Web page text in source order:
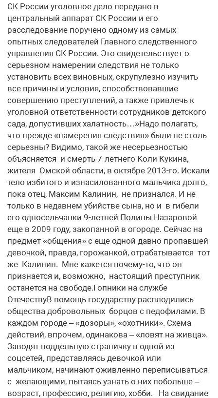
СК России уголовное дело передано в
центральный аппарат СК России и его
расследование поручено одному из самых
опытных следователей Главного следственного
управления СК России. Это свидетельствует о
серьезном намерении следствия не только
установить всех виновных, скрупулезно изучить
все причины и условия, способствовавшие
совершению преступлений, а также привлечь к
уголовной ответственности сотрудников детского
сада, допустивших халатность…»Надо полагать,
что прежде «намерения следствия» были не столь
серьезны? Видимо, такой же несерьезностью
объясняется и смерть 7-летнего Коли Кукина,
жителя Омской области, в октябре 2013-го. Искали
тело избитого и изнасилованного мальчика долго,
пока отец, Максим Калинин, не признался. И не
только в недавнем убийстве сына, но и в гибели
его односельчанки 9-летней Полины Назаровой
еще в 2009 году, закопанной в огороде. Сейчас на
предмет «общения» с еще одной давно пропавшей
девочкой, правда, горожанкой, отрабатывается тот
же Калинин. Мне кажется почему-то, что он
признается и, возможно, настоящий преступник
останется на свободе.Гопники на службе
ОтечествуВ помощь государству расплодились
общества добровольных борцов с педофилами. В
каждом городе – «дозоры», «охотники». Схема
действий, впрочем, одинакова – «ловят на живца».
Заводят поддельную страничку в одной из
соцсетей, представляясь девочкой или
мальчиком, начинают оживленно переписываться
с желающими, пытаясь узнать о них побольше –
возраст, профессию, религию, хобби. На свидание